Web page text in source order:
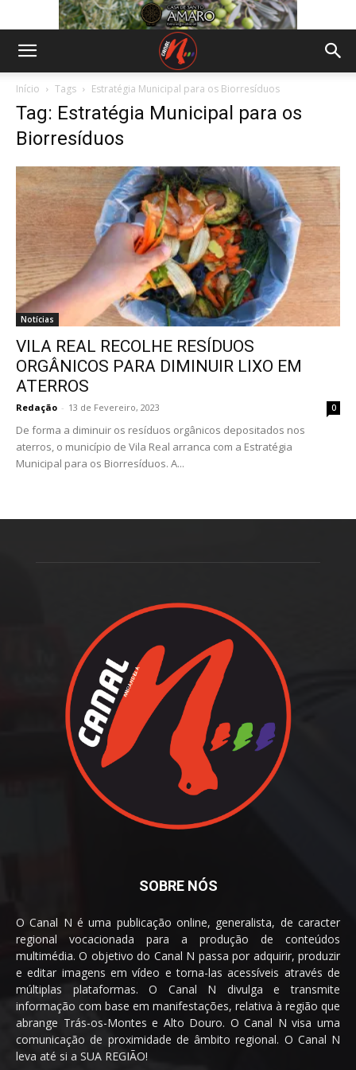
Início Tags Estratégia Municipal para os Biorresíduos
Tag: Estratégia Municipal para os
Biorresíduos
Notícias
VILA REAL RECOLHE RESÍDUOS
ORGÂNICOS PARA DIMINUIR LIXO EM
ATERROS
Redação - 13 de Fevereiro, 2023 0
De forma a diminuir os resíduos orgânicos depositados nos
aterros, o município de Vila Real arranca com a Estratégia
Municipal para os Biorresíduos. A...
SOBRE NÓS
O Canal N é uma publicação online, generalista, de caracter
regional vocacionada para a produção de conteúdos
multimédia. O objetivo do Canal N passa por adquirir, produzir
e editar imagens em vídeo e torna-las acessíveis através de
múltiplas plataformas. O Canal N divulga e transmite
informação com base em manifestações, relativa à região que
abrange Trás-os-Montes e Alto Douro. O Canal N visa uma
comunicação de proximidade de âmbito regional. O Canal N
leva até si a SUA REGIÃO!